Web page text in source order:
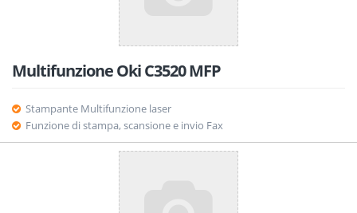
Multifunzione Oki C3520 MFP
Stampante Multifunzione laser
Funzione di stampa, scansione e invio Fax